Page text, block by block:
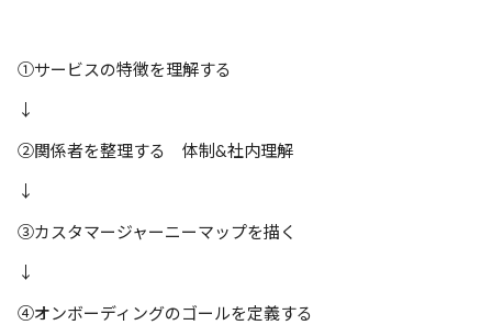
①サービスの特徴を理解する
↓
②関係者を整理する 体制&社内理解
↓
③カスタマージャーニーマップを描く
↓
④オンボーディングのゴールを定義する